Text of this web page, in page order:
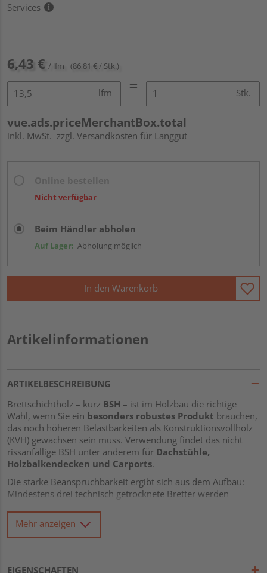
Services
6,43 € / lfm (86,81 € / Stk.)
lfm Stk.
vue.ads.priceMerchantBox.total
inkl. MwSt. zzgl. Versandkosten für Langgut
Nicht verfügbar
Beim Händler abholen
Auf Lager: Abholung möglich
In den Warenkorb
Artikelinformationen
ARTIKELBESCHREIBUNG
Brettschichtholz – kurz BSH – ist im Holzbau die richtige
Wahl, wenn Sie ein besonders robustes Produkt brauchen,
das noch höheren Belastbarkeiten als Konstruktionsvollholz
(KVH) gewachsen sein muss. Verwendung findet das nicht
rissanfällige BSH unter anderem für Dachstühle,
Holzbalkendecken und Carports.
Die starke Beanspruchbarkeit ergibt sich aus dem Aufbau:
Mindestens drei technisch getrocknete Bretter werden
große Längen erzielen zu können, werden die Bretter bei
Bedarf der Länge nach hintereinander angeordnet und
mittels äußerst stabiler
Mehr anzeigen
EIGENSCHAFTEN